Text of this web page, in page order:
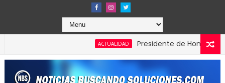
ACTUALIDAD Presidente de Honduras